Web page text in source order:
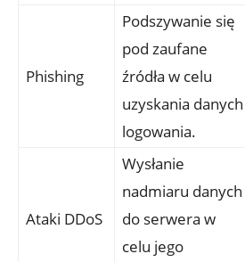
Phishing
Podszywanie się
pod zaufane
‌źródła w ​celu
uzyskania danych
logowania.
Ataki DDoS
Wysłanie
⁣nadmiaru danych
do serwera‌ w
celu jego